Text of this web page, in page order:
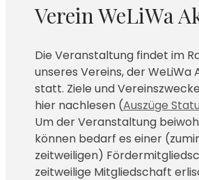
Verein WeLiWa
Die Veranstaltung findet im
unseres Vereins, der WeLiWa
statt. Ziele und
hier nachlesen (Auszüge
Um der Veranstaltung
können bedarf es einer
zeitweiligen)
zeitweilige Mitgliedschaft